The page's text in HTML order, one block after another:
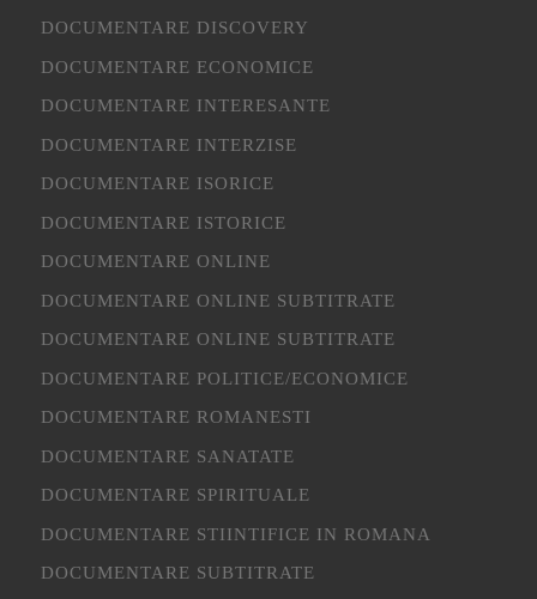
DOCUMENTARE DISCOVERY
DOCUMENTARE ECONOMICE
DOCUMENTARE INTERESANTE
DOCUMENTARE INTERZISE
DOCUMENTARE ISORICE
DOCUMENTARE ISTORICE
DOCUMENTARE ONLINE
DOCUMENTARE ONLINE SUBTITRATE
DOCUMENTARE ONLINE SUBTITRATE
DOCUMENTARE POLITICE/ECONOMICE
DOCUMENTARE ROMANESTI
DOCUMENTARE SANATATE
DOCUMENTARE SPIRITUALE
DOCUMENTARE STIINTIFICE IN ROMANA
DOCUMENTARE SUBTITRATE